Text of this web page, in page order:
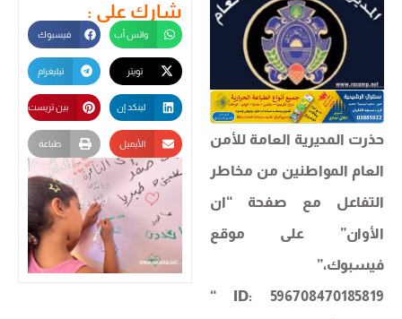
حذرت المديرية العامة للأمن
العام المواطنين من مخاطر
التفاعل مع صفحة “ان
الأوان” على موقع
فيسبوك،”
596708470185819 :ID “
شارك على :
واتس أب فيسبوك
تيليغرام
لينكد إن بين تريست
الأيميل طباعة